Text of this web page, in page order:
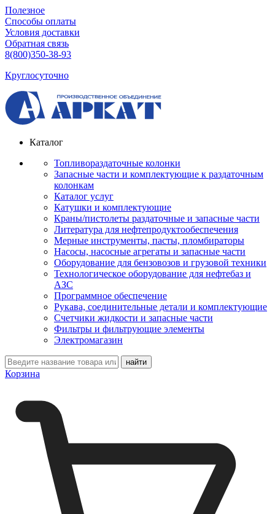
Полезное
Способы оплаты
Условия доставки
Обратная связь
8(800)350-38-93
Круглосуточно
Каталог
Топливораздаточные колонки
Запасные части и комплектующие к раздаточным
колонкам
Каталог услуг
Катушки и комплектующие
Краны/пистолеты раздаточные и запасные части
Литература для нефтепродуктообеспечения
Мерные инструменты, пасты, пломбираторы
Насосы, насосные агрегаты и запасные части
Оборудование для бензовозов и грузовой техники
Технологическое оборудование для нефтебаз и
АЗС
Программное обеспечение
Рукава, соединительные детали и комплектующие
Счетчики жидкости и запасные части
Фильтры и фильтрующие элементы
Электромагазин
Корзина